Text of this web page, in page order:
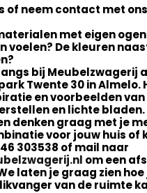
of neem contact met
met eigen ogen
voelen? De kleuren
bij Meubelzwagerij
Twente 30 in Almelo.
en voorbeelden
en lichte bladen.
denken graag met je
voor jouw huis of
303538 of mail naar
om een
laten je graag zien
van de ruimte